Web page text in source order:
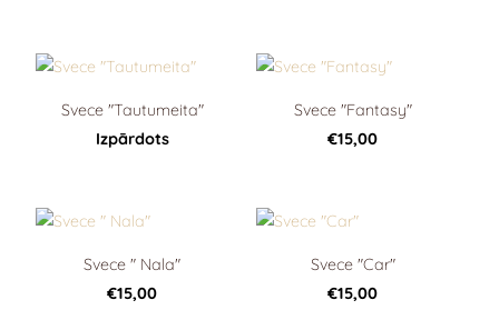
Svece "Tautumeita"
Izpārdots
Svece "Fantasy"
€15,00
Svece " Nala"
€15,00
Svece "Car"
€15,00